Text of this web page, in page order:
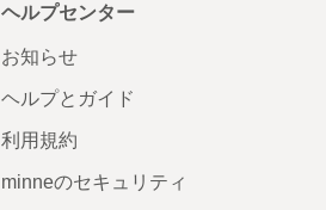
ヘルプセンター
お知らせ
ヘルプとガイド
利用規約
minneのセキュリティ